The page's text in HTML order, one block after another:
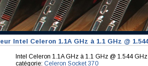
Intel Celeron 1.1A GHz à 1.1 GHz @
Intel Celeron 1.1A GHz à 1.1 GHz @ 1.544 GHz
catégorie: Celeron Socket 370